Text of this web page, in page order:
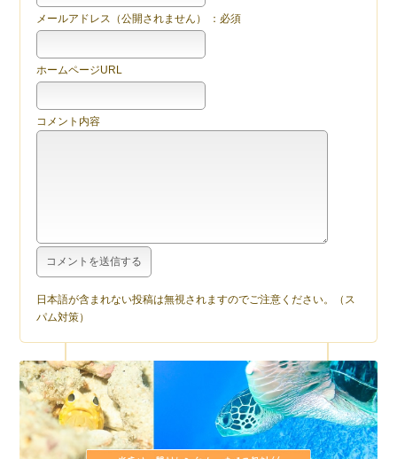
メールアドレス（公開されません） ：必須
ホームページURL
コメント内容
日本語が含まれない投稿は無視されますのでご注意ください。（ス
パム対策）